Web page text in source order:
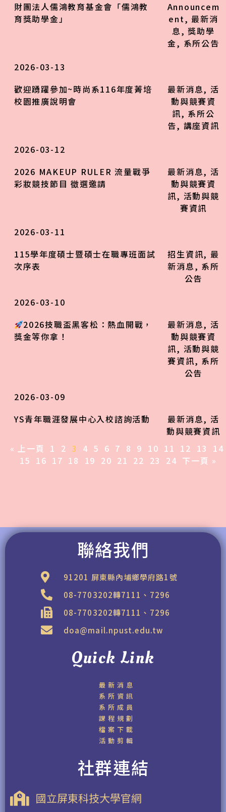
財團法人儒鴻教育基金會「儒鴻教
育獎助學金」
Announcem
ent,最新消
息,獎助學
金, 系所公告
2026-03-13
歡迎踴躍參加~時尚系116年度菁培
校園推廣說明會
最新消息, 活
動與競賽資
訊, 系所公
告, 講座資訊
2026-03-12
2026 MAKEUP RULER 流量戰爭
彩妝競技節目 徵選邀請
最新消息, 活
動與競賽資
訊, 活動與競
賽資訊
2026-03-11
115學年度碩士暨碩士在職專班面試
次序表
招生資訊, 最
新消息, 系所
公告
2026-03-10
2026技職盃黑客松：熱血開戰，
獎金等你拿！
最新消息, 活
動與競賽資
訊, 活動與競
賽資訊, 系所
公告
2026-03-09
YS青年職涯發展中心入校諮詢活動
最新消息, 活
動與競賽資訊
« 上一頁
1 2 3 4 5 6 7 8 9 10 11 12 13
14
15 16 17 18 19 20 21 22 23 24 下一頁 »
聯絡我們
91201 屏東縣內埔鄉學府路1號
08-7703202轉7111、7296
08-7703202轉7111、7296
doa@mail.npust.edu.tw
Quick Link
最新消息
系所資訊
系所成員
課程規劃
檔案下載
活動剪輯
社群連結
國立屏東科技大學官網